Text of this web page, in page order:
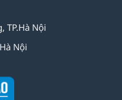
TP.Hà Nội
Nội